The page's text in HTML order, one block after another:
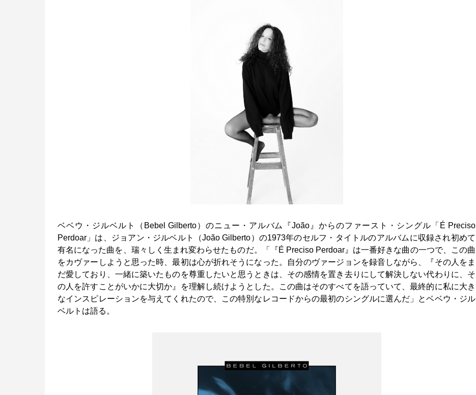
ベベウ・ジルベルト（Bebel Gilberto）のニュー・アルバム『João』からのファースト・シングル「É Preciso
Perdoar」は、ジョアン・ジルベルト（João Gilberto）の1973年のセルフ・タイトルのアルバムに収録され初めて
有名になった曲を、瑞々しく生まれ変わらせたものだ。「『É Preciso Perdoar』は一番好きな曲の一つで、この曲
をカヴァーしようと思った時、最初は心が折れそうになった。自分のヴァージョンを録音しながら、『その人をま
だ愛しており、一緒に築いたものを尊重したいと思うときは、その感情を置き去りにして解決しない代わりに、そ
の人を許すことがいかに大切か』を理解し続けようとした。この曲はそのすべてを語っていて、最終的に私に大き
なインスピレーションを与えてくれたので、この特別なレコードからの最初のシングルに選んだ」とベベウ・ジル
ベルトは語る。